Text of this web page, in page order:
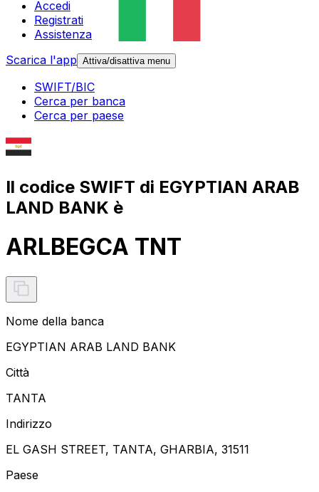
Accedi
Registrati
Assistenza
Scarica l'app Attiva/disattiva menu
SWIFT/BIC
Cerca per banca
Cerca per paese
Il codice SWIFT di EGYPTIAN ARAB
LAND BANK è
ARLBEGCA TNT
Nome della banca
EGYPTIAN ARAB LAND BANK
Città
TANTA
Indirizzo
EL GASH STREET, TANTA, GHARBIA, 31511
Paese